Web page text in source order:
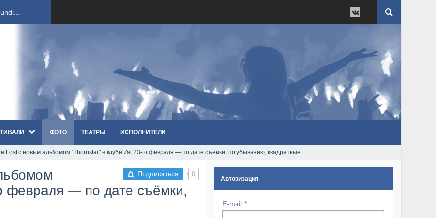
ко...
«Th... ФОТО ТЕАТРЫ ИСПОЛНИТЕЛИ
Lost с новым альбомом "Thornstar" в клубе Zal 23-го февраля — по дате съёмки, по убыванию, квадратные
Подписаться 0
февраля — по дате съёмки,
Авторизация
E-mail